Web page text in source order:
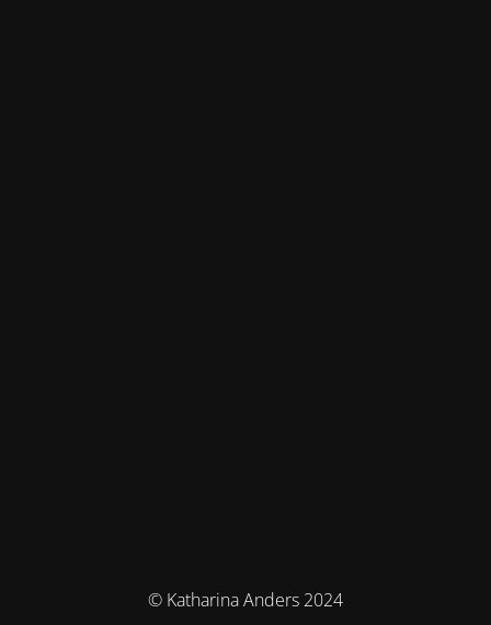
© Katharina Anders 2024